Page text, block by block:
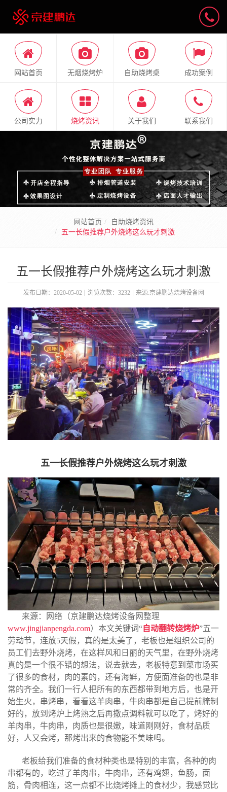
网站首页 无烟烧烤炉 自助烧烤桌 成功案例
公司实力 烧烤资讯 关于我们 联系我们
网站首页
自助烧烤资讯
五一长假推荐户外烧烤这么玩才刺激
五一长假推荐户外烧烤这么玩才刺激
发布日期：2020-05-02 浏览次数：3232 来源:京建鹏达烧烤设备网
五一长假推荐户外烧烤这么玩才刺激
来源：网络（京建鹏达烧烤设备网整理
www.jingjianpengda.com）本文关键词“自动翻转烧烤炉”五一
劳动节，连放5天假，真的是太美了，老板也是组织公司的
员工们去野外烧烤，在这样风和日丽的天气里，在野外烧烤
真的是一个很不错的想法，说去就去，老板特意到菜市场买
了很多的食材，肉的素的，还有海鲜，方便面准备的也是非
常的齐全。 我们一行人把所有的东西都带到地方后，也是开
始生火，串烤串，看看这羊肉串，牛肉串都是自己提前腌制
好的，放到烤炉上烤熟之后再撒点调料就可以吃了，烤好的
羊肉串，牛肉串，肉质也是很嫩，味道刚刚好，食材品质
好，人又会烤，那烤出来的食物能不美味吗。
老板给我们准备的食材种类也是特别的丰富，各种的肉
串都有的，吃过了羊肉串，牛肉串，还有鸡翅，鱼肠，面
筋，骨肉相连，这一点都不比烧烤摊上的食材少，我感觉比